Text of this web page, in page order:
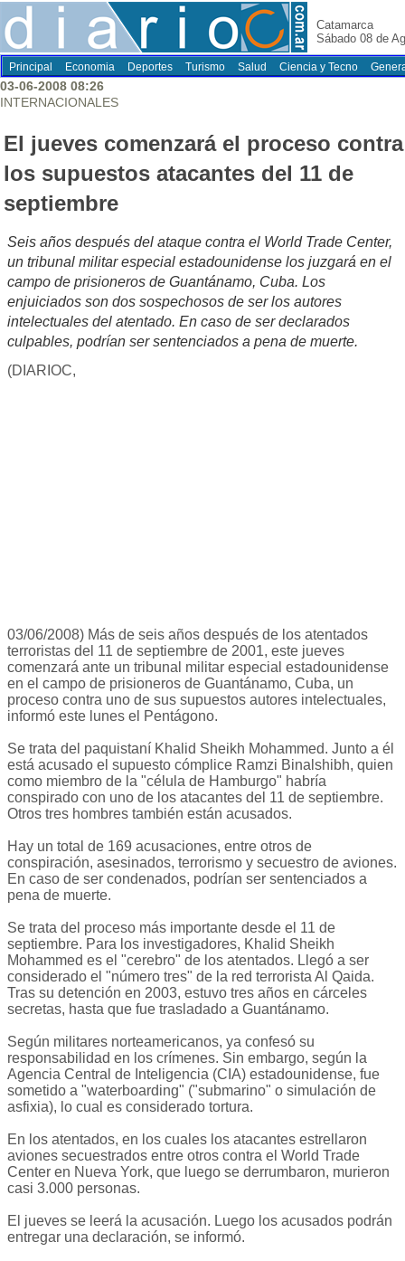
Catamarca
Sábado 08 de
Principal Economia Deportes Turismo Salud Ciencia y Tecno
03-06-2008 08:26
INTERNACIONALES
El jueves comenzará el proceso contra
los supuestos atacantes del 11 de
septiembre
Seis años después del ataque contra el World Trade Center,
un tribunal militar especial estadounidense los juzgará en el
campo de prisioneros de Guantánamo, Cuba. Los
enjuiciados son dos sospechosos de ser los autores
intelectuales del atentado. En caso de ser declarados
culpables, podrían ser sentenciados a pena de muerte.
(DIARIOC,
03/06/2008) Más de seis años después de los atentados
terroristas del 11 de septiembre de 2001, este jueves
comenzará ante un tribunal militar especial estadounidense
en el campo de prisioneros de Guantánamo, Cuba, un
proceso contra uno de sus supuestos autores intelectuales,
informó este lunes el Pentágono.
Se trata del paquistaní Khalid Sheikh Mohammed. Junto a él
está acusado el supuesto cómplice Ramzi Binalshibh, quien
como miembro de la "célula de Hamburgo" habría
conspirado con uno de los atacantes del 11 de septiembre.
Otros tres hombres también están acusados.
Hay un total de 169 acusaciones, entre otros de
conspiración, asesinados, terrorismo y secuestro de aviones.
En caso de ser condenados, podrían ser sentenciados a
pena de muerte.
Se trata del proceso más importante desde el 11 de
septiembre. Para los investigadores, Khalid Sheikh
Mohammed es el "cerebro" de los atentados. Llegó a ser
considerado el "número tres" de la red terrorista Al Qaida.
Tras su detención en 2003, estuvo tres años en cárceles
secretas, hasta que fue trasladado a Guantánamo.
Según militares norteamericanos, ya confesó su
responsabilidad en los crímenes. Sin embargo, según la
Agencia Central de Inteligencia (CIA) estadounidense, fue
sometido a "waterboarding" ("submarino" o simulación de
asfixia), lo cual es considerado tortura.
En los atentados, en los cuales los atacantes estrellaron
aviones secuestrados entre otros contra el World Trade
Center en Nueva York, que luego se derrumbaron, murieron
casi 3.000 personas.
El jueves se leerá la acusación. Luego los acusados podrán
entregar una declaración, se informó.